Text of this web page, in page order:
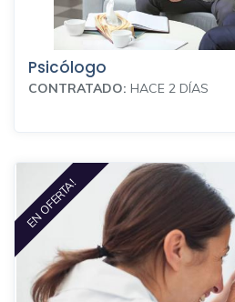
Psicólogo
CONTRATADO: HACE 2 DÍAS
EN OFERTA!